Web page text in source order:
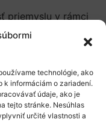
technológie, ako
k informáciám o zariadení.
údaje, ako je
tejto stránke. Nesúhlas
určité vlastnosti a
priemyslu v rámci
expertka pre
(EIC),
Network –
Raw Materials a